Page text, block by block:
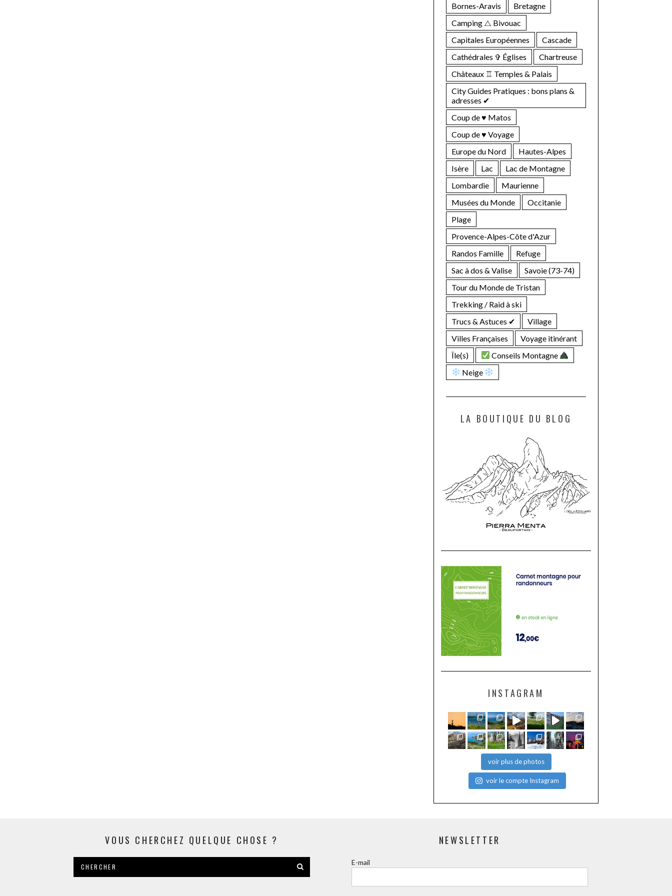
Bornes-Aravis
Bretagne
Camping ⧍ Bivouac
Capitales Européennes
Cascade
Cathédrales ✞ Églises
Chartreuse
Châteaux ♖ Temples & Palais
City Guides Pratiques : bons plans &
adresses ✔︎
Coup de ♥ Matos
Coup de ♥ Voyage
Europe du Nord
Hautes-Alpes
Isère
Lac
Lac de Montagne
Lombardie
Maurienne
Musées du Monde
Occitanie
Plage
Provence-Alpes-Côte d'Azur
Randos Famille
Refuge
Sac à dos & Valise
Savoie (73-74)
Tour du Monde de Tristan
Trekking / Raid à ski
Trucs & Astuces ✔︎
Village
Villes Françaises
Voyage itinérant
Île(s)
Conseils Montagne
Neige
LA BOUTIQUE DU BLOG
INSTAGRAM
voir plus de photos
voir le compte Instagram
VOUS CHERCHEZ QUELQUE CHOSE ? NEWSLETTER
E-mail